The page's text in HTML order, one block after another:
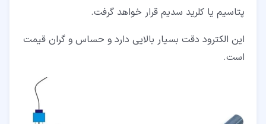
پتاسیم یا کلرید سدیم قرار خواهد گرفت.
این الکترود دقت بسیار بالایی دارد و حساس و گران قیمت
است.